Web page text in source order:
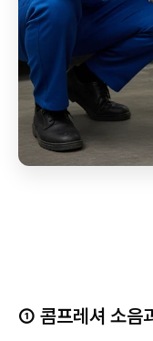
① 콤프레셔 소음